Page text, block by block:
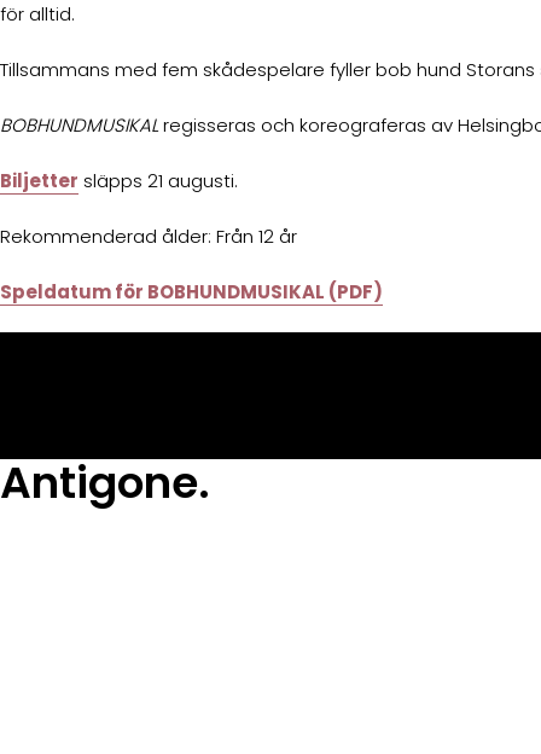
för alltid.
Tillsammans med fem skådespelare fyller bob hund
BOBHUNDMUSIKALregisseras och koreograferas av
Biljetter släpps 21 augusti.
Rekommenderad ålder: Från 12 år
Speldatum för BOBHUNDMUSIKAL (PDF)
Antigone.